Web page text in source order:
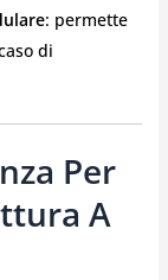
: permette
di
Per
A